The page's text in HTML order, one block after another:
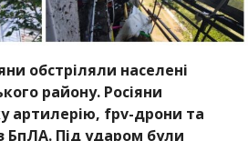
обстріляли населені
району. Росіяни
артилерію, fpv-дрони та
БпЛА. Під ударом були